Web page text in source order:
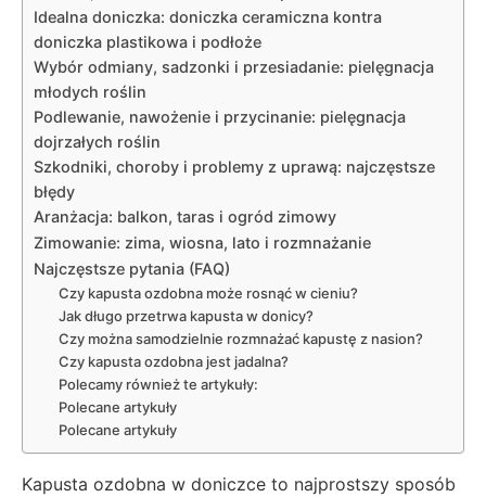
Idealna doniczka: doniczka ceramiczna kontra
doniczka plastikowa i podłoże
Wybór odmiany, sadzonki i przesiadanie: pielęgnacja
młodych roślin
Podlewanie, nawożenie i przycinanie: pielęgnacja
dojrzałych roślin
Szkodniki, choroby i problemy z uprawą: najczęstsze
błędy
Aranżacja: balkon, taras i ogród zimowy
Zimowanie: zima, wiosna, lato i rozmnażanie
Najczęstsze pytania (FAQ)
Czy kapusta ozdobna może rosnąć w cieniu?
Jak długo przetrwa kapusta w donicy?
Czy można samodzielnie rozmnażać kapustę z nasion?
Czy kapusta ozdobna jest jadalna?
Polecamy również te artykuły:
Polecane artykuły
Polecane artykuły
Kapusta ozdobna w doniczce to najprostszy sposób